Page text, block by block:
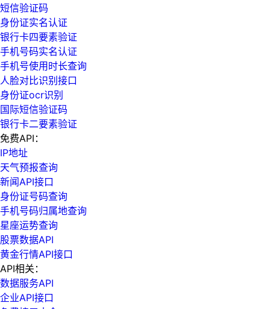
短信验证码
身份证实名认证
银行卡四要素验证
手机号码实名认证
手机号使用时长查询
人脸对比识别接口
身份证ocr识别
国际短信验证码
银行卡二要素验证
免费API：
IP地址
天气预报查询
新闻API接口
身份证号码查询
手机号码归属地查询
星座运势查询
股票数据API
黄金行情API接口
API相关：
数据服务API
企业API接口